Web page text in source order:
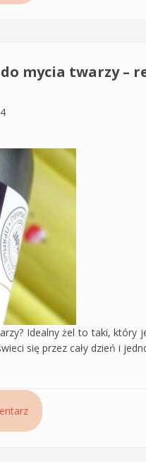
mycia twarzy –
Idealny żel to taki,
się przez cały dzień i
mycia twarzy – recenzja